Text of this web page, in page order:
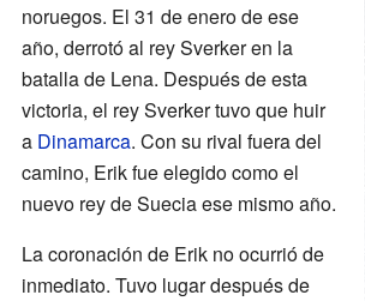
noruegos. El 31 de enero de ese
año, derrotó al rey Sverker en la
batalla de Lena. Después de esta
victoria, el rey Sverker tuvo que huir
a Dinamarca. Con su rival fuera del
camino, Erik fue elegido como el
nuevo rey de Suecia ese mismo año.
La coronación de Erik no ocurrió de
inmediato. Tuvo lugar después de